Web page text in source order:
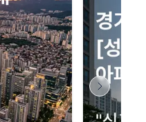
결 안내
지도를 불러올 수 없습니다.
죄송합니다.